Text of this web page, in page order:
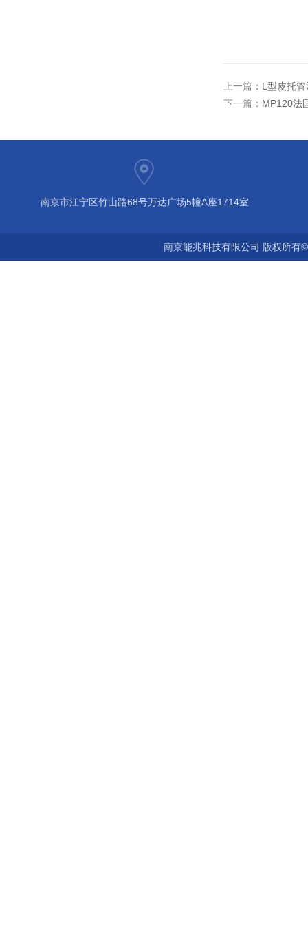
上一篇： L型皮托
下一篇： MP120法
南京市江宁区竹山路68号万达广场5幢A座1714室
南京能兆科技有限公司 版权所有